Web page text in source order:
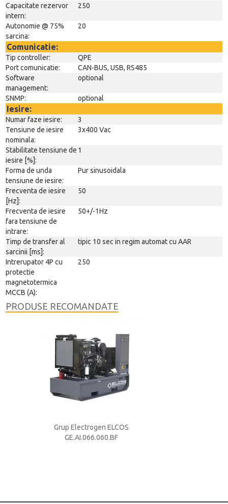
Capacitate rezervor
intern:
250
Autonomie @ 75%
sarcina:
20
Comunicatie:
Tip controller:
QPE
Port comunicatie:
CAN-BUS, USB, RS485
Software
management:
optional
SNMP: optional
Iesire:
Numar faze iesire:
3
Tensiune de iesire
nominala:
3x400 Vac
Stabilitate tensiune de
iesire [%]:
1
Forma de unda
tensiune de iesire:
Pur sinusoidala
Frecventa de iesire
[Hz]:
50
Frecventa de iesire
fara tensiune de
intrare:
50+/-1Hz
Timp de transfer al
sarcinii [ms]:
tipic 10 sec in regim automat cu AAR
Intrerupator 4P cu
protectie
magnetotermica
MCCB (A):
250
PRODUSE RECOMANDATE
Grup Electrogen ELCOS
GE.AI.066.060.BF